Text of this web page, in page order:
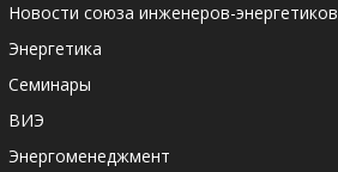
Новости союза инженеров-энергетиков
Энергетика
Семинары
ВИЭ
Энергоменеджмент